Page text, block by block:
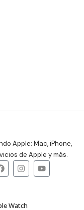
Apple: Mac, iPhone,
de Apple y más.
Watch